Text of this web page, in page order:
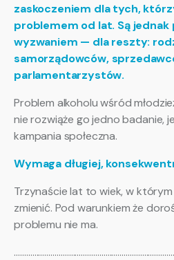
zaskoczeniem dla tych,
problemem od lat. Są
wyzwaniem — dla reszty:
samorządowców,
parlamentarzystów.
Problem alkoholu wśród
nie rozwiąże go jedno badanie,
kampania społeczna.
Wymaga długiej,
Trzynaście lat to wiek, w którym
zmienić. Pod warunkiem że
problemu nie ma.